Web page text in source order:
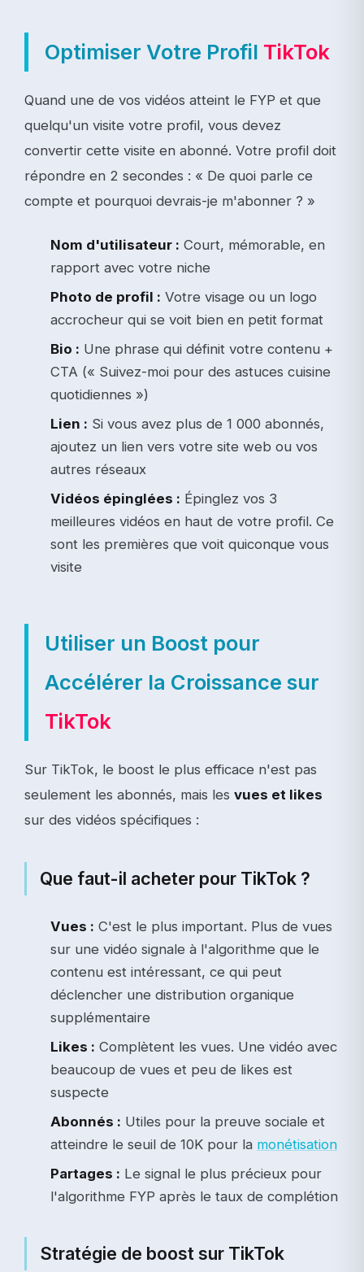
Optimiser Votre Profil TikTok
Quand une de vos vidéos atteint le FYP et que
quelqu'un visite votre profil, vous devez
convertir cette visite en abonné. Votre profil doit
répondre en 2 secondes : « De quoi parle ce
compte et pourquoi devrais-je m'abonner ? »
Nom d'utilisateur : Court, mémorable, en
rapport avec votre niche
Photo de profil : Votre visage ou un logo
accrocheur qui se voit bien en petit format
Bio : Une phrase qui définit votre contenu +
CTA (« Suivez-moi pour des astuces cuisine
quotidiennes »)
Lien : Si vous avez plus de 1 000 abonnés,
ajoutez un lien vers votre site web ou vos
autres réseaux
Vidéos épinglées : Épinglez vos 3
meilleures vidéos en haut de votre profil. Ce
sont les premières que voit quiconque vous
visite
Utiliser un Boost pour
Accélérer la Croissance sur
TikTok
Sur TikTok, le boost le plus efficace n'est pas
seulement les abonnés, mais les vues et likes
sur des vidéos spécifiques :
Que faut-il acheter pour TikTok ?
Vues : C'est le plus important. Plus de vues
sur une vidéo signale à l'algorithme que le
contenu est intéressant, ce qui peut
déclencher une distribution organique
supplémentaire
Likes : Complètent les vues. Une vidéo avec
beaucoup de vues et peu de likes est
suspecte
Abonnés : Utiles pour la preuve sociale et
atteindre le seuil de 10K pour la monétisation
Partages : Le signal le plus précieux pour
l'algorithme FYP après le taux de complétion
Stratégie de boost sur TikTok